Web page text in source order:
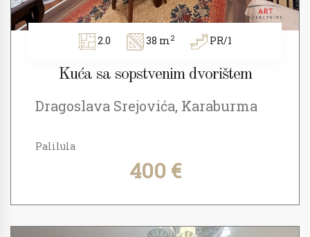
2.0 38 m2 PR/1
Kuća sa sopstvenim dvorištem
Dragoslava Srejovića, Karaburma
Palilula
400 €